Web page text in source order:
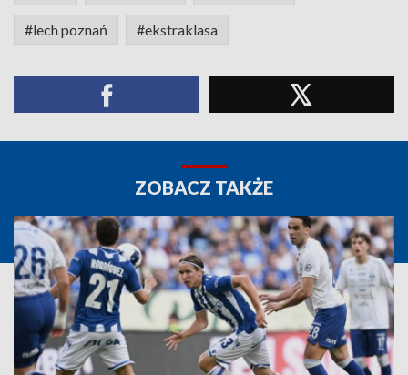
#lech poznań #ekstraklasa
ZOBACZ TAKŻE